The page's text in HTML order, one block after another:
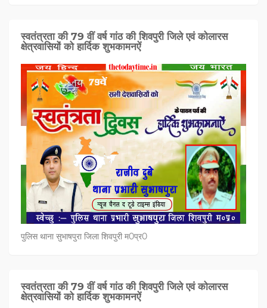
स्वतंत्रता की 79 वीं वर्ष गांठ की शिवपुरी जिले एवं कोलारस
क्षेत्रवासियों को हार्दिक शुभकामनऐं
पुलिस थाना सुभाषपुरा जिला शिवपुरी म0प्र0
स्वतंत्रता की 79 वीं वर्ष गांठ की शिवपुरी जिले एवं कोलारस
क्षेत्रवासियों को हार्दिक शुभकामनऐं